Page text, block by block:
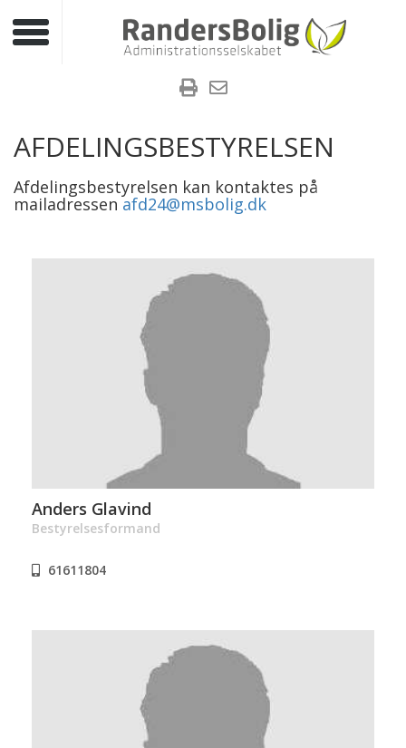
Toggle navigation
AFDELINGSBESTYRELSEN
Afdelingsbestyrelsen kan kontaktes på
mailadressenafd24@msbolig.dk
Anders Glavind
Bestyrelsesformand
61611804